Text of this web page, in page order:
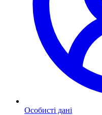
Особисті дані